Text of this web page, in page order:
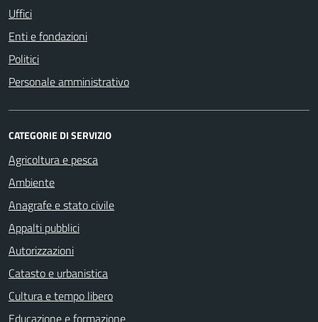
Uffici
Enti e fondazioni
Politici
Personale amministrativo
CATEGORIE DI SERVIZIO
Agricoltura e pesca
Ambiente
Anagrafe e stato civile
Appalti pubblici
Autorizzazioni
Catasto e urbanistica
Cultura e tempo libero
Educazione e formazione